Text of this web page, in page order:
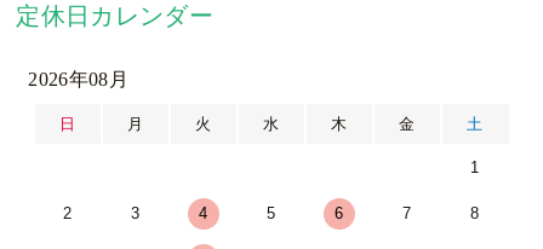
定休日カレンダー
2026年08月
日 月 火 水 木 金 土
1
2 3 4 5 6 7 8